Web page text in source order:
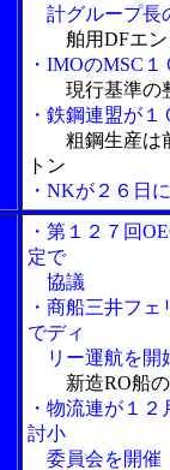
計グループ長
舶用DFエ
・IMOのMSC
現行基準の
・鉄鋼連盟が
粗鋼生産は
トン
・NKが２６日
・第１２７回
定で
協議
・商船三井フ
でディ
リー運航を開
新造RO船
・物流連が１
討小
委員会を開催